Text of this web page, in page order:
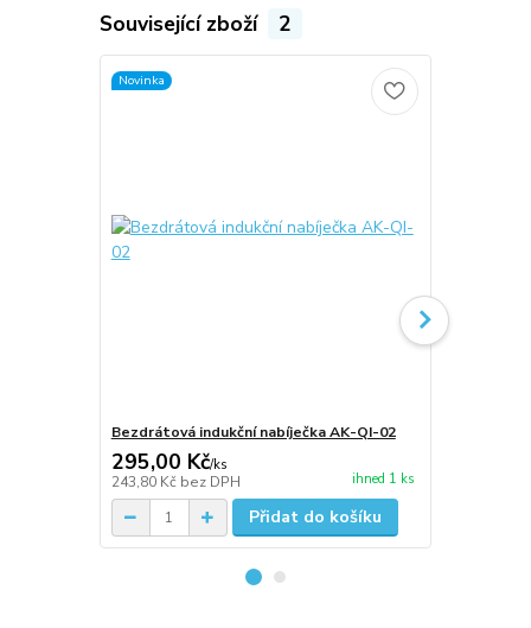
Související zboží 2
Novinka
Bezdrátová indukční nabíječka AK-QI-02
295,00 Kč/ks
243,80 Kč bez DPH ihned 1 ks
Přidat do košíku